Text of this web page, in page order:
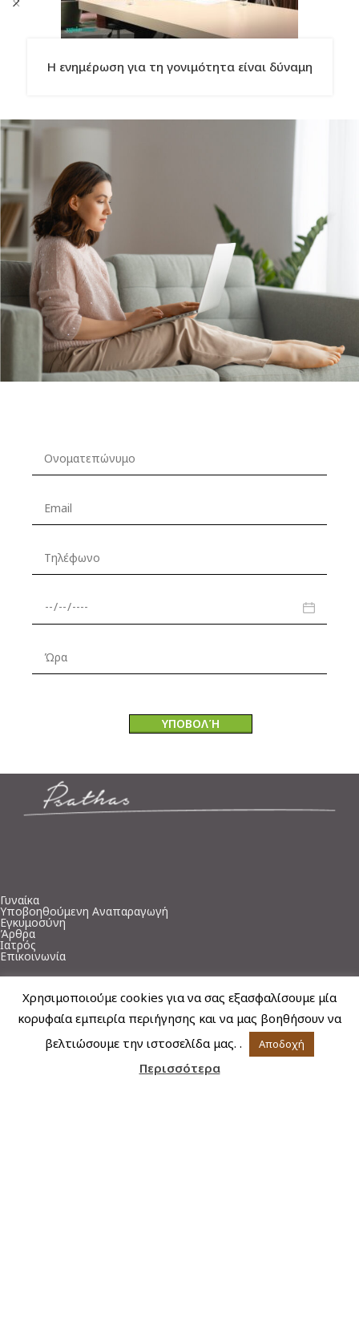
Η ενημέρωση για τη γονιμότητα είναι δύναμη
Γυναίκα
Υποβοηθούμενη Αναπαραγωγή
Εγκυμοσύνη
Άρθρα
Ιατρός
Επικοινωνία
Για να είστε σε άμεση επαφή με το γιατρό και να ενημερώνεστε με
πρακτικές συμβουλές σε κάθε περίσταση (εγκυμοσύνη, θηλασμός,
υπογονιμότητα κ.α.), όπου κι αν βρίσκεστε!!!
Χρησιμοποιούμε cookies για να σας εξασφαλίσουμε μία
κορυφαία εμπειρία περιήγησης και να μας βοηθήσουν να
βελτιώσουμε την ιστοσελίδα μας. .
Αποδοχή
Περισσότερα